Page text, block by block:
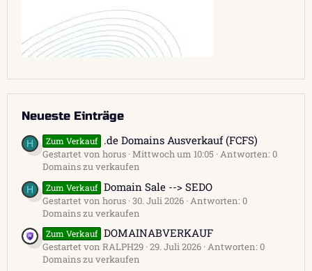
Neueste Einträge
H Zum Verkauf .de Domains Ausverkauf (FCFS)
Gestartet von horus Mittwoch um 10:05 Antworten: 0
Domains zu verkaufen
H Zum Verkauf Domain Sale --> SEDO
Gestartet von horus 30. Juli 2026 Antworten: 0
Domains zu verkaufen
Zum Verkauf DOMAINABVERKAUF
Gestartet von RALPH29 29. Juli 2026 Antworten: 0
Domains zu verkaufen